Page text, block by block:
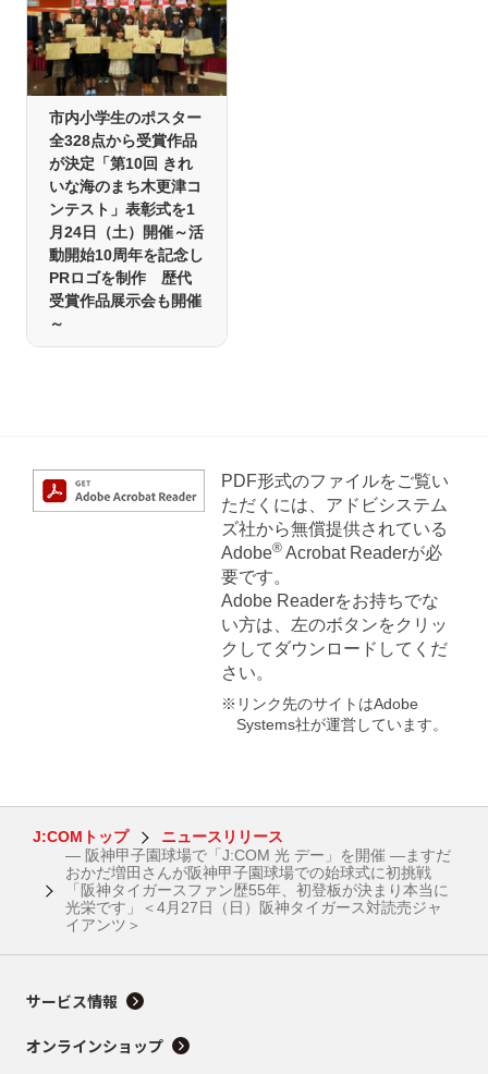
市内小学生のポスター
全328点から受賞作品
が決定「第10回 きれ
いな海のまち木更津コ
ンテスト」表彰式を1
月24日（土）開催～活
動開始10周年を記念し
PRロゴを制作 歴代
受賞作品展示会も開催
～
PDF形式のファイルをご覧い
ただくには、アドビシステム
ズ社から無償提供されている
Adobe®Acrobat Readerが必
要です。
Adobe Readerをお持ちでな
い方は、左のボタンをクリッ
クしてダウンロードしてくだ
さい。
※リンク先のサイトはAdobe
Systems社が運営しています。
J:COMトップ
ニュースリリース
― 阪神甲子園球場で「J:COM 光 デー」を開催 ―ますだ
おかだ増田さんが阪神甲子園球場での始球式に初挑戦
「阪神タイガースファン歴55年、初登板が決まり本当に
光栄です」＜4月27日（日）阪神タイガース対読売ジャ
イアンツ＞
サービス情報
オンラインショップ